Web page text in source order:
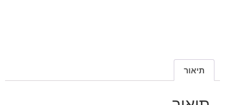
תיאור